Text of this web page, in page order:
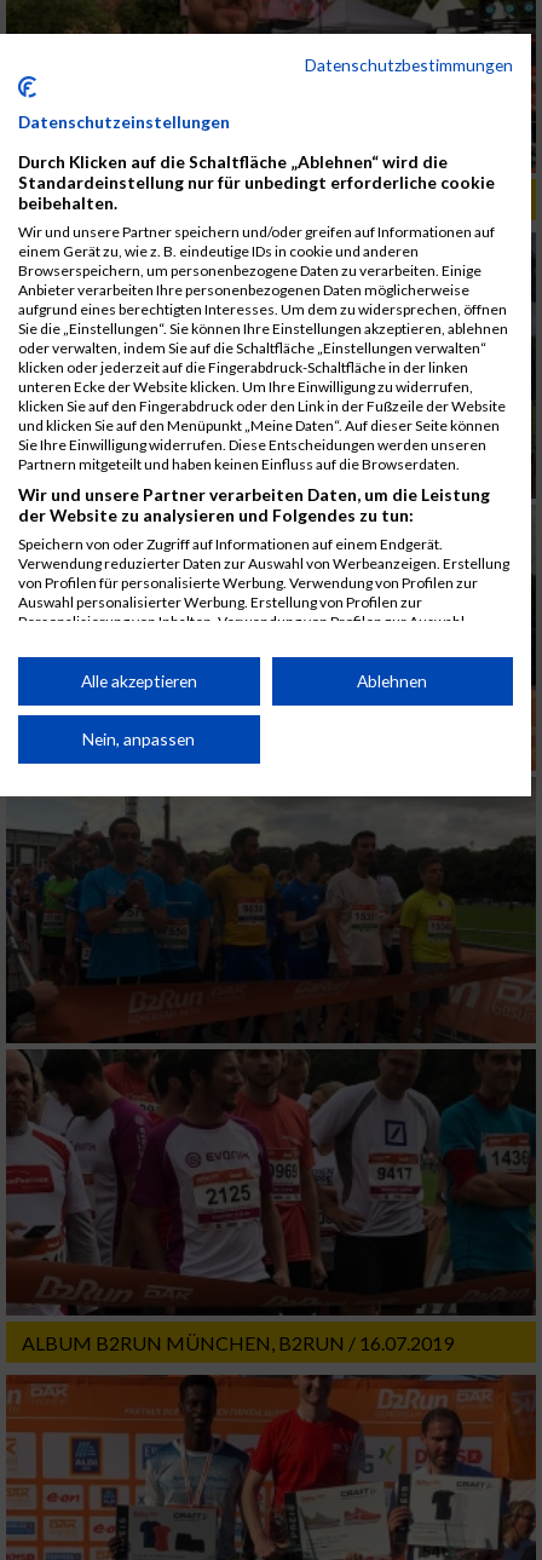
ALBUM B2RUN KÖLN / 05.09.2019
ALBUM B2RUN MÜNCHEN, B2RUN / 16.07.2019
Datenschutzbestimmungen
Datenschutzeinstellungen
Durch Klicken auf die Schaltfläche „Ablehnen“ wird die
Standardeinstellung nur für unbedingt erforderliche cookie
beibehalten.
Wir und unsere Partner speichern und/oder greifen auf Informationen auf
einem Gerät zu, wie z. B. eindeutige IDs in cookie und anderen
Browserspeichern, um personenbezogene Daten zu verarbeiten. Einige
Anbieter verarbeiten Ihre personenbezogenen Daten möglicherweise
aufgrund eines berechtigten Interesses. Um dem zu widersprechen, öffnen
Sie die „Einstellungen“. Sie können Ihre Einstellungen akzeptieren, ablehnen
oder verwalten, indem Sie auf die Schaltfläche „Einstellungen verwalten“
klicken oder jederzeit auf die Fingerabdruck-Schaltfläche in der linken
unteren Ecke der Website klicken. Um Ihre Einwilligung zu widerrufen,
klicken Sie auf den Fingerabdruck oder den Link in der Fußzeile der Website
und klicken Sie auf den Menüpunkt „Meine Daten“. Auf dieser Seite können
Sie Ihre Einwilligung widerrufen. Diese Entscheidungen werden unseren
Partnern mitgeteilt und haben keinen Einfluss auf die Browserdaten.
Wir und unsere Partner verarbeiten Daten, um die Leistung
der Website zu analysieren und Folgendes zu tun:
Speichern von oder Zugriff auf Informationen auf einem Endgerät.
Verwendung reduzierter Daten zur Auswahl von Werbeanzeigen. Erstellung
von Profilen für personalisierte Werbung. Verwendung von Profilen zur
Auswahl personalisierter Werbung. Erstellung von Profilen zur
Personalisierung von Inhalten. Verwendung von Profilen zur Auswahl
Performance von Inhalten. Analyse von Zielgruppen durch Statistiken oder
Kombinationen von Daten aus verschiedenen Quellen. Entwicklung und
von Inhalten.
Daten können außerhalb der Europäischen Union weitergegeben und in die
Partnerliste anzeigen (1 IAB-Anbieter)
Wir nutzen Ihre Daten für folgende Zwecke:
IAB-Verarbeitungszwecke:
Speichern von oder Zugriff auf Informationen
auf einem Endgerät
Verwendung reduzierter Daten zur Auswahl
von Werbeanzeigen
Erstellung von Profilen für personalisierte
Werbung
Verwendung von Profilen zur Auswahl
personalisierter Werbung
Erstellung von Profilen zur Personalisierung
von Inhalten
Verwendung von Profilen zur Auswahl
personalisierter Inhalte
Messung der Werbeleistung
Messung der Performance von Inhalten
Analyse von Zielgruppen durch Statistiken
Alle akzeptieren Ablehnen
Nein, anpassen